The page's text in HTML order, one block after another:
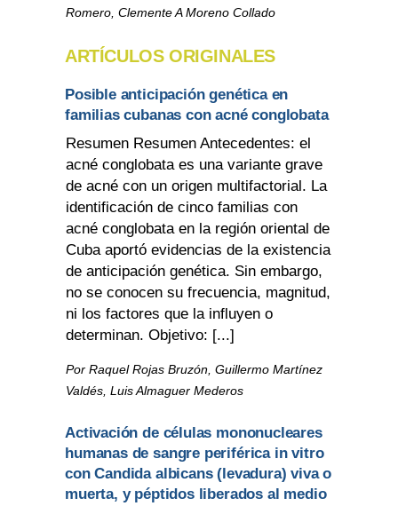
Romero, Clemente A Moreno Collado
ARTÍCULOS ORIGINALES
Posible anticipación genética en
familias cubanas con acné conglobata
Resumen Resumen Antecedentes: el
acné conglobata es una variante grave
de acné con un origen multifactorial. La
identificación de cinco familias con
acné conglobata en la región oriental de
Cuba aportó evidencias de la existencia
de anticipación genética. Sin embargo,
no se conocen su frecuencia, magnitud,
ni los factores que la influyen o
determinan. Objetivo: [...]
Por Raquel Rojas Bruzón, Guillermo Martínez
Valdés, Luis Almaguer Mederos
Activación de células mononucleares
humanas de sangre periférica in vitro
con Candida albicans (levadura) viva o
muerta, y péptidos liberados al medio